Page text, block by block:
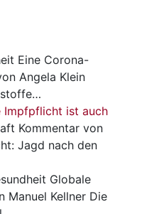
Eine Corona-
Angela Klein
Impfpflicht ist auch
Kommentar von
Jagd nach den
Globale
Kellner Die